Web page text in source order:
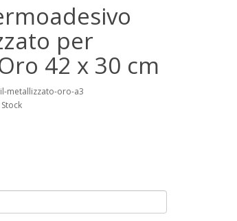
per
42 x 30 cm
metallizzato-oro-a3